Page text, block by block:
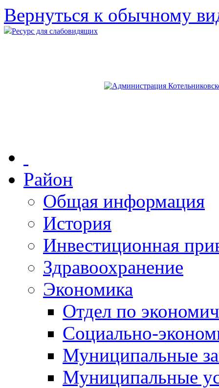
Вернуться к обычному
Ресурс для слабовидящих
Район
Общая информация
История
Инвестиционная
Здравоохранение
Экономика
Отдел по
Социально-
Муниципальные
Муниципальные